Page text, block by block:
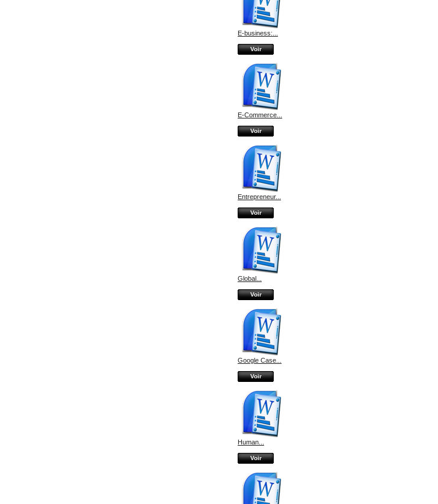
E-business:...
Voir
E-Commerce...
Voir
Entrepreneur...
Voir
Global...
Voir
Google Case...
Voir
Human...
Voir